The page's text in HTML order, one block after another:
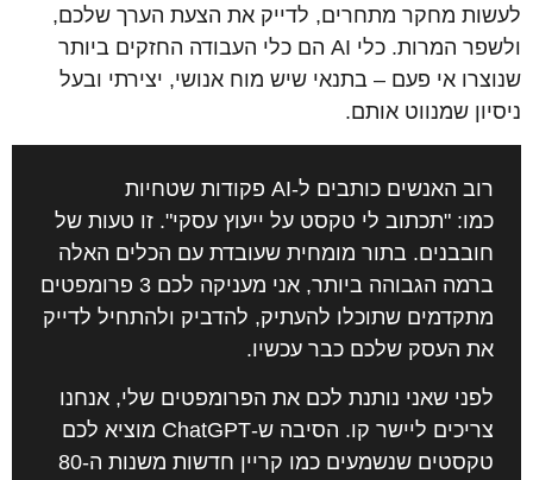
לעשות מחקר מתחרים, לדייק את הצעת הערך שלכם,
ולשפר המרות. כלי AI הם כלי העבודה החזקים ביותר
שנוצרו אי פעם – בתנאי שיש מוח אנושי, יצירתי ובעל
ניסיון שמנווט אותם.
רוב האנשים כותבים ל-AI פקודות שטחיות
כמו:"תכתוב לי טקסט על ייעוץ עסקי". זו טעות של
חובבנים. בתור מומחית שעובדת עם הכלים האלה
ברמה הגבוהה ביותר, אני מעניקה לכם 3 פרומפטים
מתקדמים שתוכלו להעתיק, להדביק ולהתחיל לדייק
את העסק שלכם כבר עכשיו.
לפני שאני נותנת לכם את הפרומפטים שלי, אנחנו
צריכים ליישר קו. הסיבה ש-ChatGPT מוציא לכם
טקסטים שנשמעים כמו קריין חדשות משנות ה-80